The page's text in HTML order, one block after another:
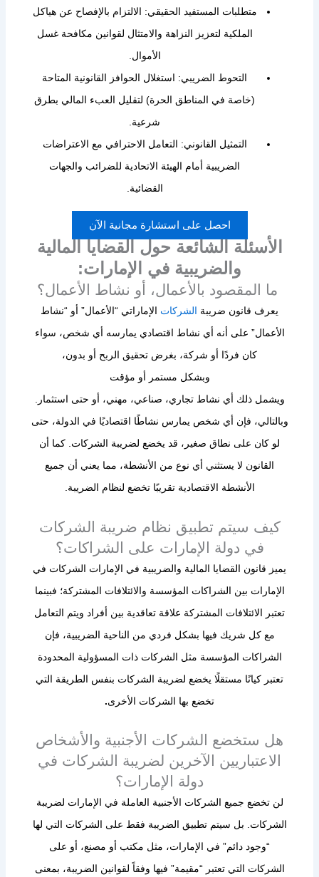
متطلبات المستفيد الحقيقي: الالتزام بالإفصاح عن هياكل
الملكية لتعزيز النزاهة والامتثال لقوانين مكافحة غسل
الأموال.
التحوط الضريبي: استغلال الحوافز القانونية المتاحة
(خاصة في المناطق الحرة) لتقليل العبء المالي بطرق
شرعية.
التمثيل القانوني: التعامل الاحترافي مع الاعتراضات
الضريبية أمام الهيئة الاتحادية للضرائب والجهات
القضائية.
احصل على استشارة مجانية الآن
الأسئلة الشائعة حول القضايا المالية
والضريبية في الإمارات:
ما المقصود بالأعمال، أو نشاط الأعمال؟
يعرف قانون ضريبة الشركات الإماراتي “الأعمال” أو “نشاط
الأعمال” على أنه أي نشاط اقتصادي يمارسه أي شخص، سواء
كان فردًا أو شركة، بغرض تحقيق الربح أو بدون،
وبشكل مستمر أو مؤقت
ويشمل ذلك أي نشاط تجاري، صناعي، مهني، أو حتى استثمار.
وبالتالي، فإن أي شخص يمارس نشاطًا اقتصاديًا في الدولة، حتى
لو كان على نطاق صغير، قد يخضع لضريبة الشركات. كما أن
القانون لا يستثني أي نوع من الأنشطة، مما يعني أن جميع
الأنشطة الاقتصادية تقريبًا تخضع لنظام الضريبة.
كيف سيتم تطبيق نظام ضريبة الشركات
في دولة الإمارات على الشراكات؟
يميز قانون القضايا المالية والضريبية في الإمارات الشركات في
الإمارات بين الشراكات المؤسسة والائتلافات المشتركة؛ فبينما
تعتبر الائتلافات المشتركة علاقة تعاقدية بين أفراد ويتم التعامل
مع كل شريك فيها بشكل فردي من الناحية الضريبية، فإن
الشراكات المؤسسة مثل الشركات ذات المسؤولية المحدودة
تعتبر كيانًا مستقلًا يخضع لضريبة الشركات بنفس الطريقة التي
تخضع بها الشركات الأخرى.
هل ستخضع الشركات الأجنبية والأشخاص
الاعتباريين الآخرين لضريبة الشركات في
دولة الإمارات؟
لن تخضع جميع الشركات الأجنبية العاملة في الإمارات لضريبة
الشركات. بل سيتم تطبيق الضريبة فقط على الشركات التي لها
“وجود دائم” في الإمارات، مثل مكتب أو مصنع، أو على
الشركات التي تعتبر “مقيمة” فيها وفقاً لقوانين الضريبة، بمعنى